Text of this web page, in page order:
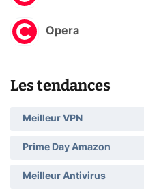
Opera
Les tendances
Meilleur VPN
Prime Day Amazon
Meilleur Antivirus